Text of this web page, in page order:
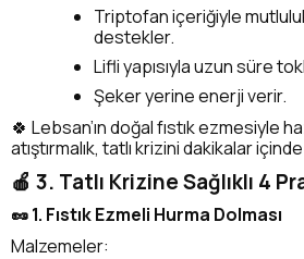
Triptofan içeriğiyle
destekler.
Lifli yapısıyla uzun süre
Şeker yerine enerji verir.
🍀 Lebsan’ın doğal fıstık ezmesiyle
atıştırmalık, tatlı krizini dakikalar içinde
🍎 3. Tatlı Krizine Sağlıklı 4
🥜 1. Fıstık Ezmeli Hurma Dolması
Malzemeler: